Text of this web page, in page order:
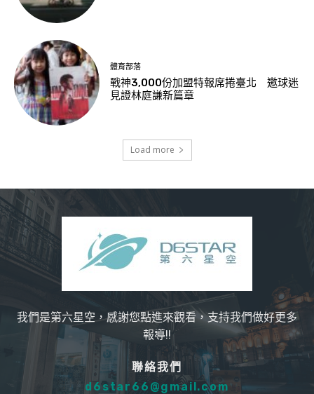
體育部落
戰神3,000份加盟特報席捲臺北 邀球迷
見證林庭謙新篇章
Load more
我們是第六星空，感謝您點進來觀看，支持我們做好更多
報導!!
聯絡我們
d6star66@gmail.com